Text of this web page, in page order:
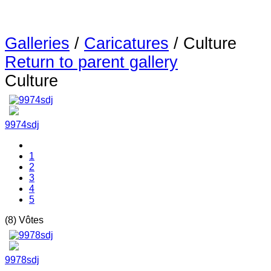
Galleries / Caricatures / Culture
Return to parent gallery
Culture
9974sdj
1
2
3
4
5
(8) Vôtes
9978sdj